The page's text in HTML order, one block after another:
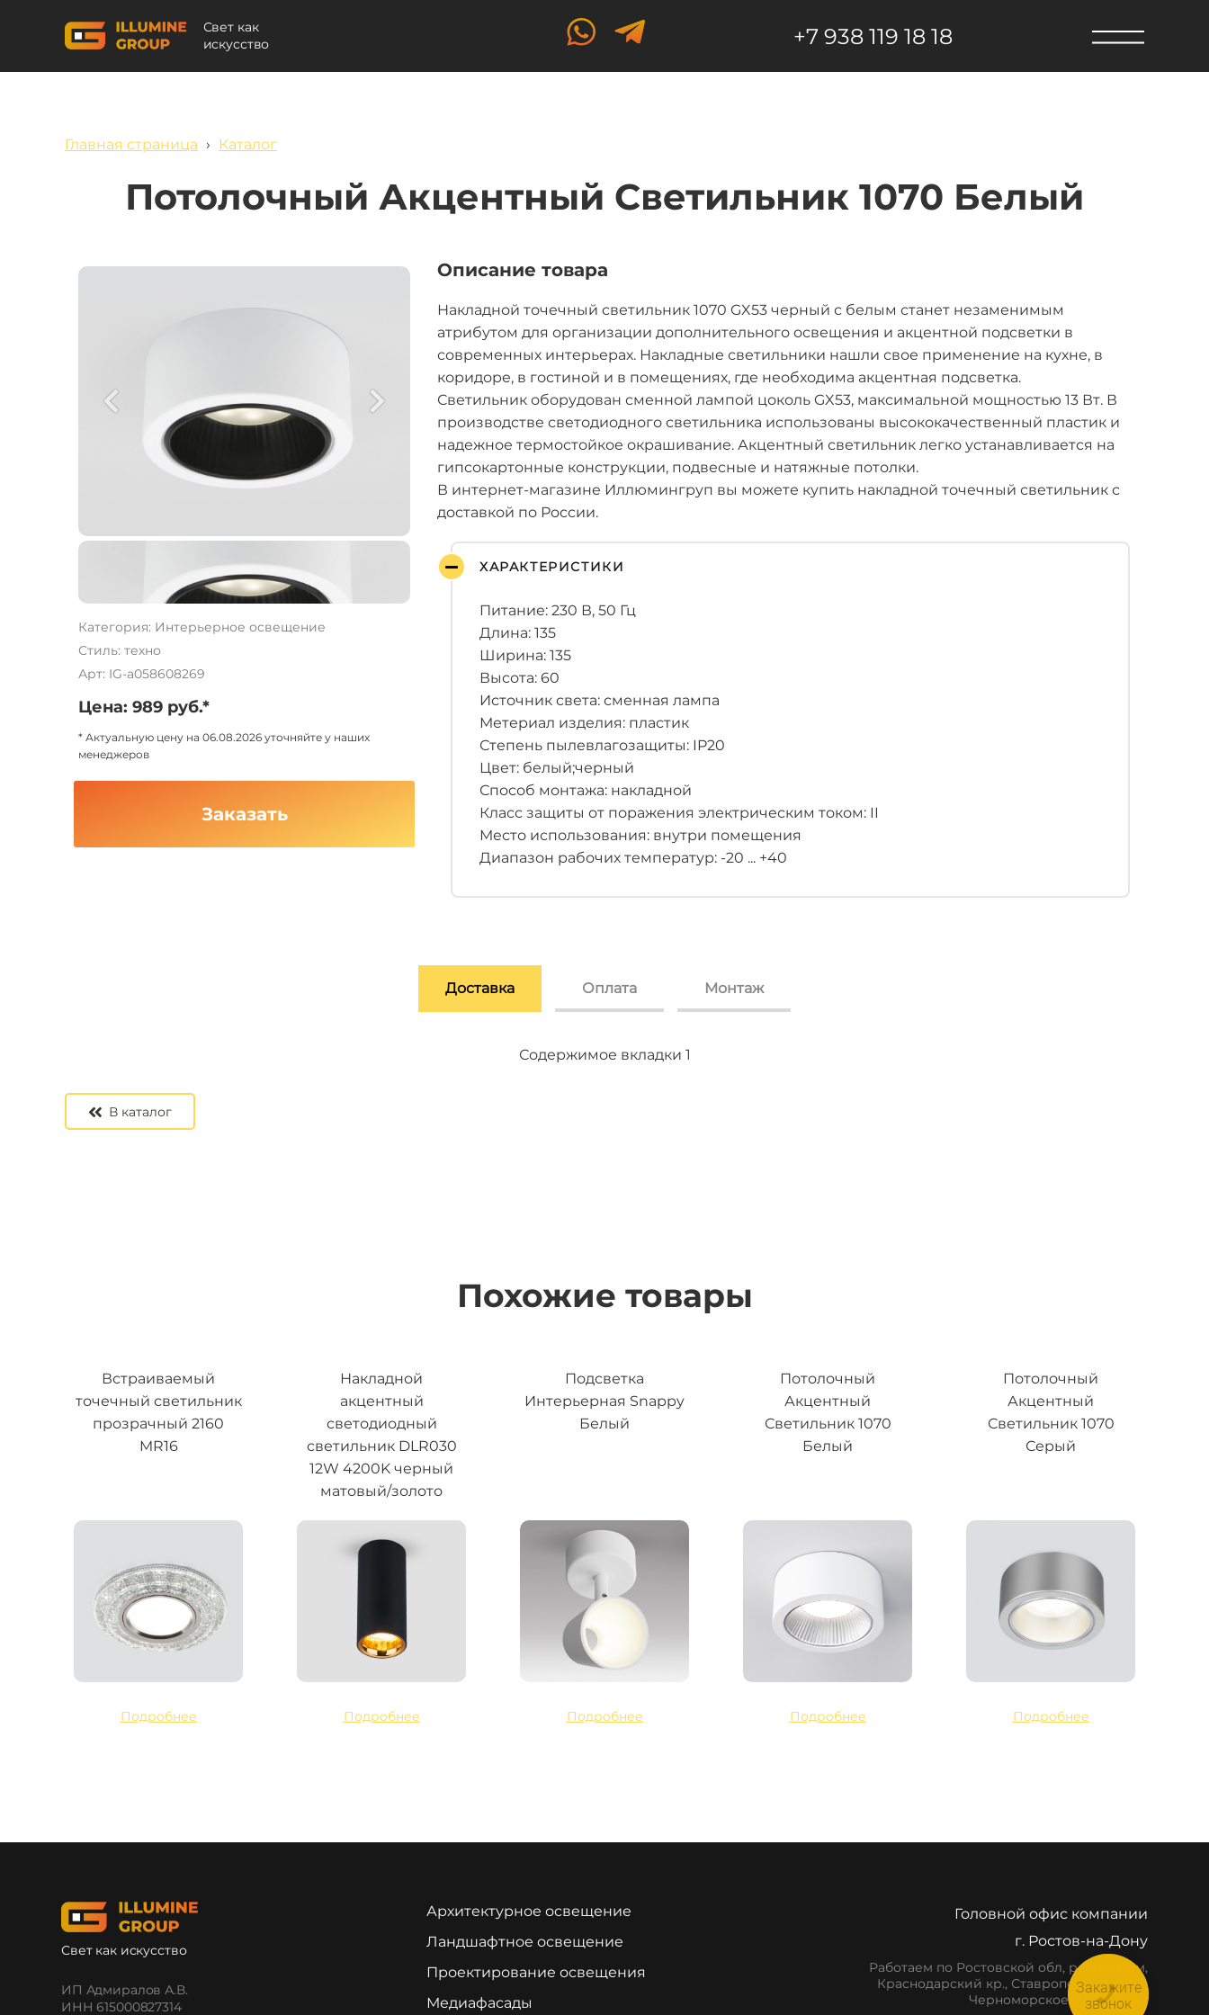
Свет как
искусство
+7 938 119 18 18
Главная страница › Каталог
Потолочный Акцентный Светильник 1070 Белый
Категория: Интерьерное освещение
Стиль: техно
Арт: IG-a058608269
Цена: 989 руб.*
* Актуальную цену на 06.08.2026 уточняйте у наших
менеджеров
Заказать
Описание товара
Накладной точечный светильник 1070 GX53 черный с белым станет незаменимым
атрибутом для организации дополнительного освещения и акцентной подсветки в
современных интерьерах. Накладные светильники нашли свое применение на кухне, в
коридоре, в гостиной и в помещениях, где необходима акцентная подсветка.
Светильник оборудован сменной лампой цоколь GX53, максимальной мощностью 13 Вт. В
производстве светодиодного светильника использованы высококачественный пластик и
надежное термостойкое окрашивание. Акцентный светильник легко устанавливается на
гипсокартонные конструкции, подвесные и натяжные потолки.
В интернет-магазине Иллюмингруп вы можете купить накладной точечный светильник с
доставкой по России.
ХАРАКТЕРИСТИКИ
Питание: 230 В, 50 Гц
Длина: 135
Ширина: 135
Высота: 60
Источник света: сменная лампа
Метериал изделия: пластик
Степень пылевлагозащиты: IP20
Цвет: белый;черный
Способ монтажа: накладной
Класс защиты от поражения электрическим током: II
Место использования: внутри помещения
Диапазон рабочих температур: -20 ... +40
Доставка Оплата Монтаж
Содержимое вкладки 1
Содержимое вкладки 2
Содержимое вкладки 3
В каталог
Похожие товары
Встраиваемый
точечный светильник
прозрачный 2160
MR16
Подробнее
Накладной
акцентный
светодиодный
светильник DLR030
12W 4200K черный
матовый/золото
Подробнее
Подсветка
Интерьерная Snappy
Белый
Подробнее
Потолочный
Акцентный
Светильник 1070
Белый
Подробнее
Потолочный
Акцентный
Светильник 1070
Серый
Подробнее
Свет как искусство
ИП Адмиралов А.В.
ИНН 615000827314
Архитектурное освещение
Ландшафтное освещение
Проектирование освещения
Медиафасады
Головной офис компании
г. Ростов-на-Дону
Работаем по Ростовской обл, респ. Крым,
Краснодарский кр., Ставропольский кр.,
Черноморское побережье
Закажите
звонок